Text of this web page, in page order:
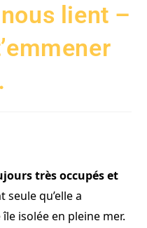
lient –
très occupés et
seule qu’elle a
isolée en pleine mer.